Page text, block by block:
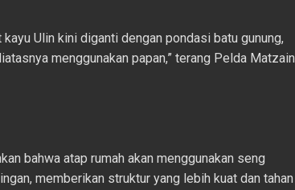
Ulin kini diganti dengan pondasi batu gunung,
menggunakan papan,” terang Pelda Matzain
bahwa atap rumah akan menggunakan seng
memberikan struktur yang lebih kuat dan tahan